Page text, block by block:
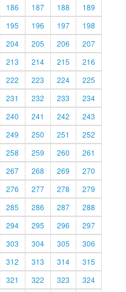
186 187 188
189
195 196 197
198
204 205 206
207
213 214 215
216
222 223 224
225
231 232 233
234
240 241 242
243
249 250 251
252
258 259 260
261
267 268 269
270
276 277 278
279
285 286 287
288
294 295 296
297
303 304 305
306
312 313 314
315
321 322 323 324